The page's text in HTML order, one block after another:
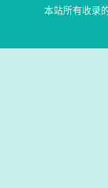
本站所有收录